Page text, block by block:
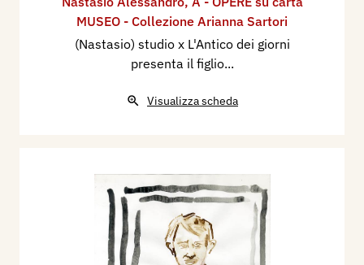
MUSEO - Collezione Arianna Sartori
(Nastasio) studio x L'Antico dei giorni
presenta il figlio...
Visualizza scheda